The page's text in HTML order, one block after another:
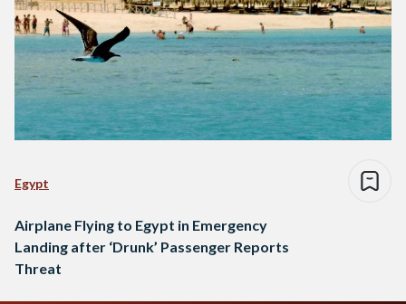
Egypt
Airplane Flying to Egypt in Emergency
Landing after ‘Drunk’ Passenger Reports
Threat